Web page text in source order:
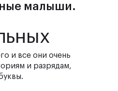
малыши.
и все они очень
и разрядам,